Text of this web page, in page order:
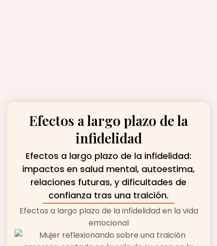
Efectos a largo plazo de la
infidelidad
Efectos a largo plazo de la infidelidad:
impactos en salud mental, autoestima,
relaciones futuras, y dificultades de
confianza tras una traición.
Efectos a largo plazo de la infidelidad en la vida
emocional